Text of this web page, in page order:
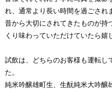
れ、通常より長い時間を過ごされ
昔から大切にされてきたものが持
くり味わっていただけていたら嬉
試飲は、どちらのお客様も運転し
た。
純米吟醸雄町生、生酛純米大吟醸